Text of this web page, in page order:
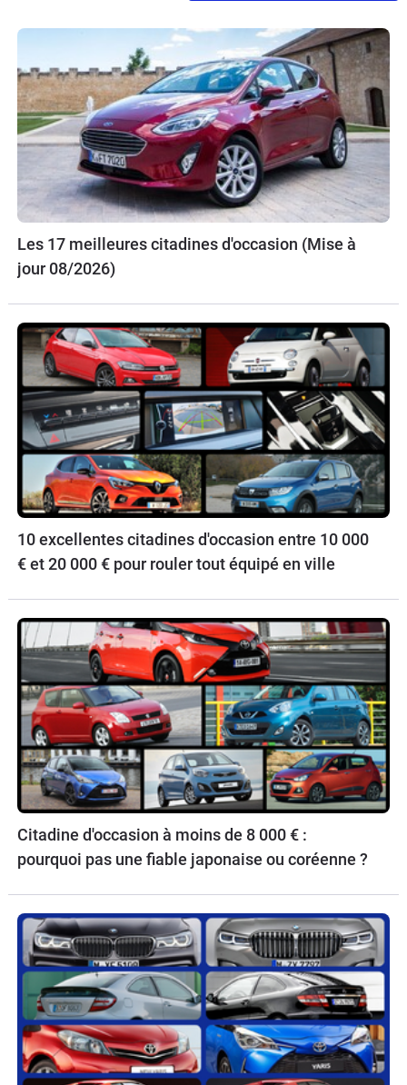
Les 17 meilleures citadines d'occasion (Mise à
jour 08/2026)
10 excellentes citadines d'occasion entre 10 000
€ et 20 000 € pour rouler tout équipé en ville
Citadine d'occasion à moins de 8 000 € :
pourquoi pas une fiable japonaise ou coréenne ?